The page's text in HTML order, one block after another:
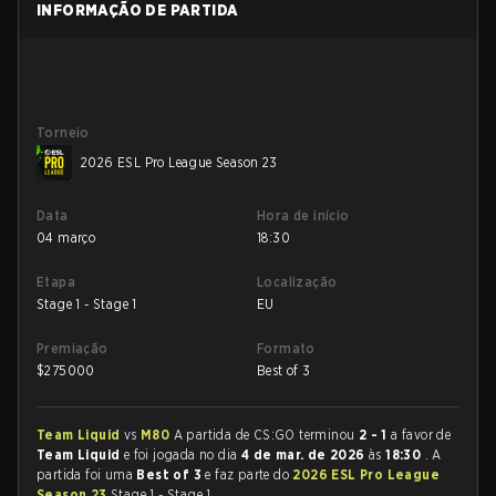
INFORMAÇÃO DE PARTIDA
Torneio
2026 ESL Pro League Season 23
Data
04 março
Hora de início
18:30
Etapa
Stage 1 - Stage 1
Localização
EU
Premiação
$275000
Formato
Best of 3
Team Liquid vs M80 A partida de CS:GO terminou 2 - 1 a favor de
Team Liquid e foi jogada no dia 4 de mar. de 2026às18:30 . A
partida foi uma Best of 3e faz parte do 2026 ESL Pro League